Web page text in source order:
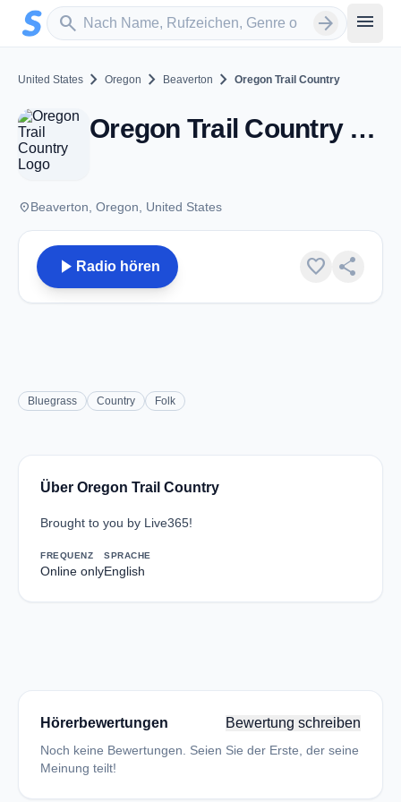
Zum Hauptinhalt springen
search
Sender suchen arrow_forward menu
United States chevron_right Oregon chevron_right Beaverton chevron_right Oregon Trail Country
Oregon Trail Country - Beaverton, OR
placeBeaverton, Oregon, United States
play_arrow Radio hören favorite share
Bluegrass Country Folk
Über Oregon Trail Country
Brought to you by Live365!
FREQUENZ
Online only
SPRACHE
English
Hörerbewertungen Bewertung schreiben
Noch keine Bewertungen. Seien Sie der Erste, der seine
Meinung teilt!